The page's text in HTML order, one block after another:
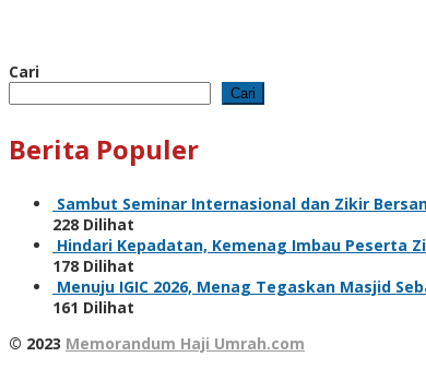
Cari
Cari
Berita Populer
Sambut Seminar Internasional dan Zikir
228 Dilihat
Hindari Kepadatan, Kemenag Imbau Peserta
178 Dilihat
Menuju IGIC 2026, Menag Tegaskan Masjid
161 Dilihat
© 2023 Memorandum Haji Umrah.com